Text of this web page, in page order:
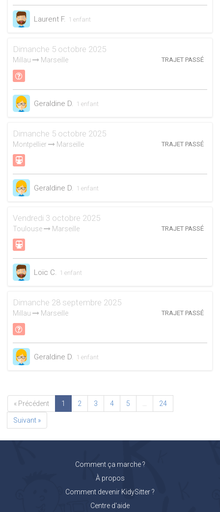
Laurent F. 1 enfant
Dimanche 5 octobre 2025
Millau Marseille TRAJET PASSÉ
Geraldine D. 1 enfant
Dimanche 5 octobre 2025
Montpellier Marseille TRAJET PASSÉ
Geraldine D. 1 enfant
Vendredi 3 octobre 2025
Toulouse Marseille TRAJET PASSÉ
Loïc C. 1 enfant
Dimanche 28 septembre 2025
Millau Marseille TRAJET PASSÉ
Geraldine D. 1 enfant
« Précédent 1 2 3 4 5 24
Suivant »
Comment ça marche ?
À propos
Comment devenir KidySitter ?
Centre d'aide